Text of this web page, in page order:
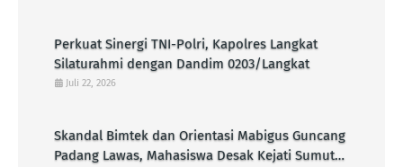
Perkuat Sinergi TNI-Polri, Kapolres Langkat
Silaturahmi dengan Dandim 0203/Langkat
Juli 22, 2026
Skandal Bimtek dan Orientasi Mabigus Guncang
Padang Lawas, Mahasiswa Desak Kejati Sumut